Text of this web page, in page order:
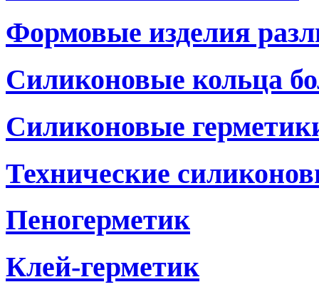
Формовые изделия
Силиконовые кольца
Силиконовые
Технические
Пеногерметик
Клей-герметик